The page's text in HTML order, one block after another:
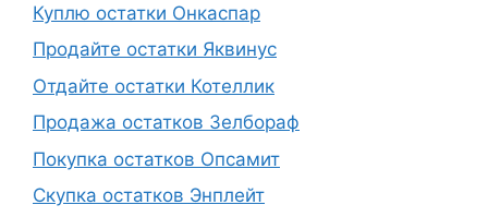
Куплю остатки Онкаспар
Продайте остатки Яквинус
Отдайте остатки Котеллик
Продажа остатков Зелбораф
Покупка остатков Опсамит
Скупка остатков Энплейт